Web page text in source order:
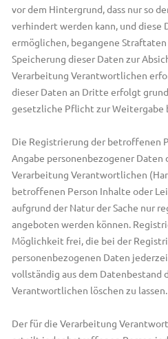
vor dem Hintergrund, dass nur so
verhindert werden kann, und diese
ermöglichen, begangene
Speicherung dieser Daten zur
Verarbeitung Verantwortlichen
dieser Daten an Dritte erfolgt
gesetzliche Pflicht zur Weitergabe
Die Registrierung der betroffenen
Angabe personenbezogener Daten
Verarbeitung Verantwortlichen
betroffenen Person Inhalte oder
aufgrund der Natur der Sache nur
angeboten werden können.
Möglichkeit frei, die bei der
personenbezogenen Daten
vollständig aus dem Datenbestand
Verantwortlichen löschen zu lassen.
Der für die Verarbeitung